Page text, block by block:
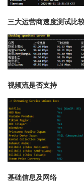
三大运营商速度测试比
视频流是否支持
基础信息及网络